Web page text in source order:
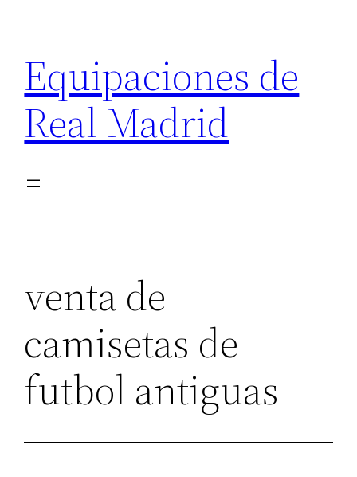
contenido
Equipaciones de
Real Madrid
venta de
camisetas de
futbol antiguas